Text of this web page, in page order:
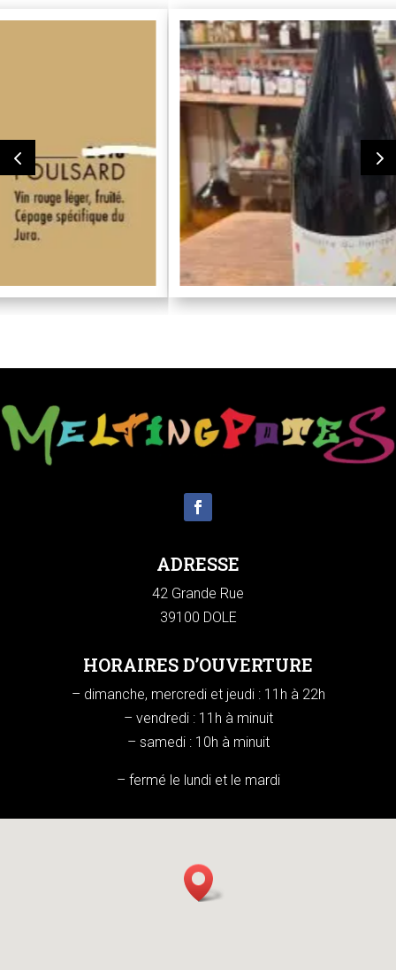
ADRESSE
42 Grande Rue
39100 DOLE
HORAIRES D’OUVERTURE
– dimanche, mercredi et jeudi : 11h à 22h
– vendredi : 11h à minuit
– samedi : 10h à minuit
– fermé le lundi et le mardi